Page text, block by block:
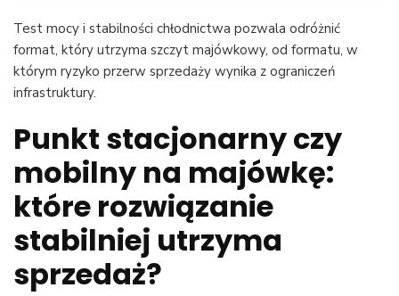
Test mocy i stabilności chłodnictwa pozwala odróżnić
format, który utrzyma szczyt majówkowy, od formatu, w
którym ryzyko przerw sprzedaży wynika z ograniczeń
infrastruktury.
Punkt stacjonarny czy
mobilny na majówkę:
które rozwiązanie
stabilniej utrzyma
sprzedaż?